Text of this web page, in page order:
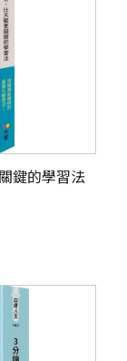
鍵的學習法